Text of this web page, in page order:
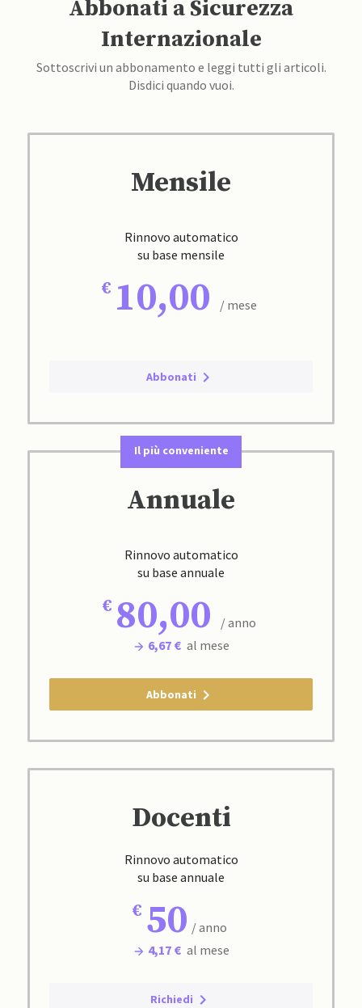
Abbonati a Sicurezza
Internazionale
Sottoscrivi un abbonamento e leggi tutti gli articoli.
Disdici quando vuoi.
Mensile
Rinnovo automatico
su base mensile
10,00 / mese
Abbonati
Il più conveniente
Annuale
Rinnovo automatico
su base annuale
80,00
/ anno
6,67 € al mese
Abbonati
Docenti
Rinnovo automatico
su base annuale
50 / anno
4,17 € al mese
Richiedi